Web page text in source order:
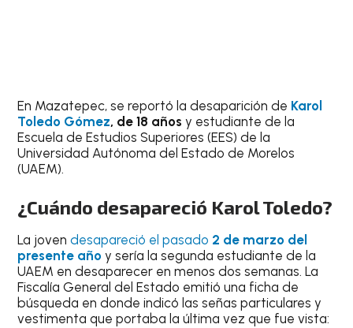
En Mazatepec, se reportó la desaparición de Karol
Toledo Gómez, de 18 años y estudiante de la
Escuela de Estudios Superiores (EES) de la
Universidad Autónoma del Estado de Morelos
(UAEM).
¿Cuándo desapareció Karol Toledo?
La jovendesapareció el pasado 2 de marzo del
presente añoy sería la segunda estudiante de la
UAEM en desaparecer en menos dos semanas. La
Fiscalía General del Estado emitió una ficha de
búsqueda en donde indicó las señas particulares y
vestimenta que portaba la última vez que fue vista: